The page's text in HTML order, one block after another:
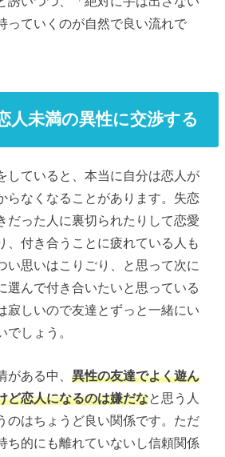
っていくのが自然で良い流れで
人未満の異性に交渉する
していると、本当に自分は恋人が
らなくなることがあります。失恋
だった人に裏切られたりして恋愛
、付き合うことに疲れている人も
い思いはこりごり、と思って次に
選んで付き合いたいと思っている
寂しいので友達とずっと一緒にい
でしょう。
がある中、異性の友達でよく遊ん
ど恋人になるのは嫌だなと思う人
のはちょうど良い関係です。ただ
ち的にも離れていないし信頼関係